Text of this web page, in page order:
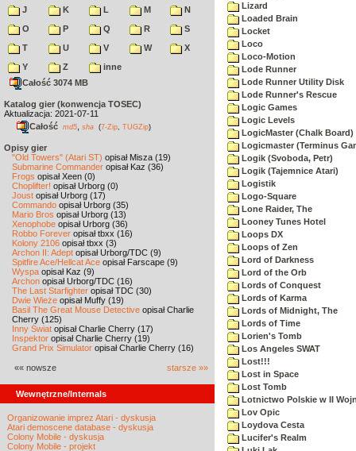
J
K L M
N
O
P Q R
S
T
U V W
X
Y
Z
inne
Całość 3074 MB
Katalog gier (konwencja TOSEC)
Aktualizacja: 2021-07-11
Całość md5 sha (7-Zip TUGZip)
Opisy gier
"Old Towers" (Atari ST) opisał Misza (19)
Submarine Commander opisał Kaz (36)
Frogs opisał Xeen (0)
Choplifter! opisał Urborg (0)
Joust opisał Urborg (17)
Commando opisał Urborg (35)
Mario Bros opisał Urborg (13)
Xenophobe opisał Urborg (36)
Robbo Forever opisał tbxx (16)
Kolony 2106 opisał tbxx (3)
Archon II: Adept opisał Urborg/TDC (9)
Spitfire Ace/Hellcat Ace opisał Farscape (9)
Wyspa opisał Kaz (9)
Archon opisał Urborg/TDC (16)
The Last Starfighter opisał TDC (30)
Dwie Wieże opisał Muffy (19)
Basil The Great Mouse Detective opisał Charlie
Cherry (125)
Inny Świat opisał Charlie Cherry (17)
Inspektor opisał Charlie Cherry (19)
Grand Prix Simulator opisał Charlie Cherry (16)
«« nowsze starsze »»
Wewnętrzne/Internals
Organizowanie imprez Atari - dyskusja
Atari demoscene database - dyskusja
Colony Mobile - dyskusja
Colony Mobile - projekt
Lizard
Loaded Brain
Locket
Loco
Loco-Motion
Lode Runner
Lode Runner Utility Disk
Lode Runner's Rescue
Logic Games
Logic Levels
LogicMaster (Chalk Board)
Logicmaster (Terminus
Logik (Svoboda, Petr)
Logik (Tajemnice Atari)
Logistik
Logo-Square
Lone Raider, The
Looney Tunes Hotel
Loops DX
Loops of Zen
Lord of Darkness
Lord of the Orb
Lords of Conquest
Lords of Karma
Lords of Midnight, The
Lords of Time
Lorien's Tomb
Los Angeles SWAT
Lost!!!
Lost in Space
Lost Tomb
Lotnictwo Polskie w II
Lov Opic
Loydova Cesta
Lucifer's Realm